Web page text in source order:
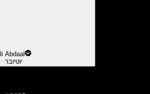
Abdaal
יוטיובר